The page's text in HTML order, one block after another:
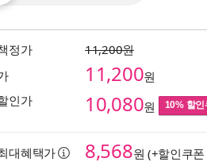
정가
11,200원
11,200원
인가
10,080원 10% 할인
대혜택가 8,568원 (+할인쿠